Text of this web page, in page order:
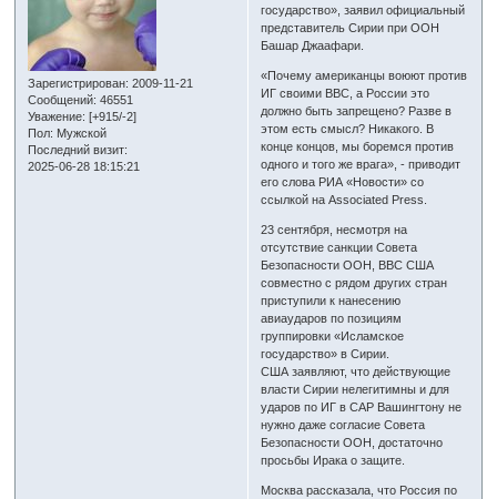
Зарегистрирован: 2009-11-21
Сообщений: 46551
Уважение: [+915/-2]
Пол: Мужской
Последний визит:
2025-06-28 18:15:21
государство», заявил официальный
представитель Сирии при ООН
Башар Джаафари.
«Почему американцы воюют против
ИГ своими ВВС, а России это
должно быть запрещено? Разве в
этом есть смысл? Никакого. В
конце концов, мы боремся против
одного и того же врага», - приводит
его слова РИА «Новости» со
ссылкой на Associated Press.
23 сентября, несмотря на
отсутствие санкции Совета
Безопасности ООН, ВВС США
совместно с рядом других стран
приступили к нанесению
авиаударов по позициям
группировки «Исламское
государство» в Сирии.
США заявляют, что действующие
власти Сирии нелегитимны и для
ударов по ИГ в САР Вашингтону не
нужно даже согласие Совета
Безопасности ООН, достаточно
просьбы Ирака о защите.
Москва рассказала, что Россия по